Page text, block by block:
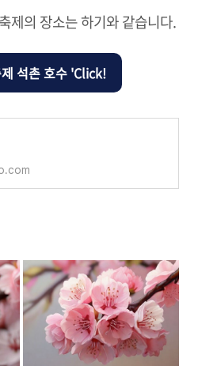
제의 장소는 하기와 같습니다.
석촌 호수 'Click!